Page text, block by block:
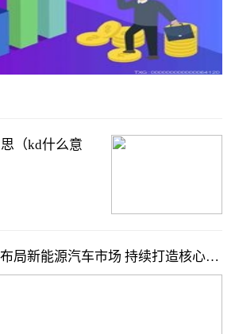
（kd什么意
局新能源汽车市场 持续打造核心品